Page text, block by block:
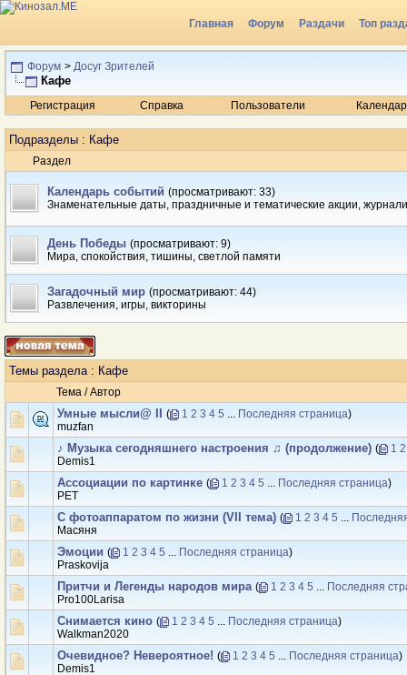
Главная Форум Раздачи Топ
Радио
Форум > Досуг Зрителей
Кафе
Регистрация Справка Пользователи
Подразделы : Кафе
Раздел
Календарь событий (просматривают: 33)
Знаменательные даты, праздничные и тематические акции,
День Победы (просматривают: 9)
Мира, спокойствия, тишины, светлой памяти
Загадочный мир (просматривают: 44)
Развлечения, игры, викторины
Темы раздела: Кафе
Тема /Автор
Умные мысли@ II ( 1 2 3 4 5 ... Последняя страница)
muzfan
♪ Музыка сегодняшнего настроения ♫ (продолжение) ( 1 2
Demis1
Ассоциации по картинке ( 1 2 3 4 5 ... Последняя страница)
PET
С фотоаппаратом по жизни (VII тема) ( 1 2 3 4 5 ...
Масяня
Эмоции ( 1 2 3 4 5 ... Последняя страница)
Praskovija
Притчи и Легенды народов мира ( 1 2 3 4 5 ... Последняя
Pro100Larisa
Снимается кино ( 1 2 3 4 5 ... Последняя страница)
Walkman2020
Очевидное? Невероятное! ( 1 2 3 4 5 ... Последняя страница)
Demis1